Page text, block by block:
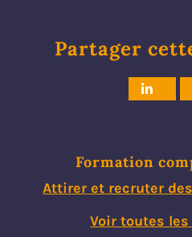
Partager
Formation
Attirer et recruter
Voir toutes